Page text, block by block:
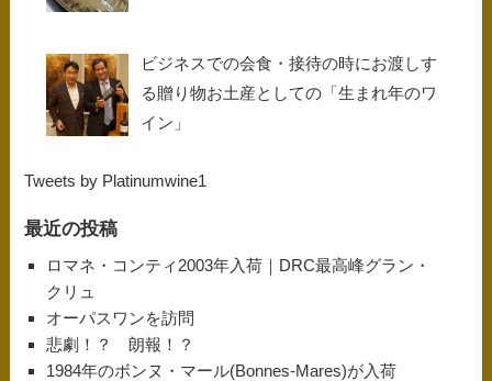
ビジネスでの会食・接待の時にお渡しす
る贈り物お土産としての「生まれ年のワ
イン」
Tweets by Platinumwine1
最近の投稿
ロマネ・コンティ2003年入荷｜DRC最高峰グラン・
クリュ
オーパスワンを訪問
悲劇！？ 朗報！？
1984年のボンヌ・マール(Bonnes-Mares)が入荷